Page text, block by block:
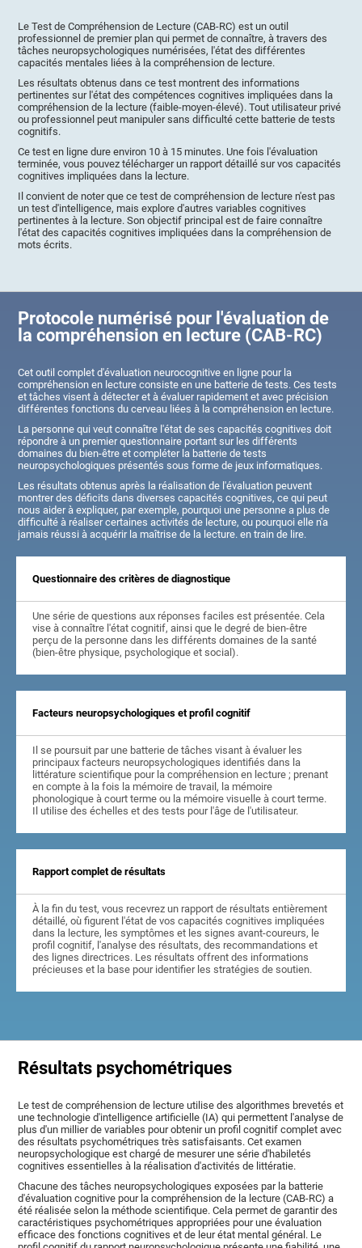
Le Test de Compréhension de Lecture (CAB-RC) est un outil
professionnel de premier plan qui permet de connaître, à travers des
tâches neuropsychologiques numérisées, l'état des différentes
capacités mentales liées à la compréhension de lecture.
Les résultats obtenus dans ce test montrent des informations
pertinentes sur l'état des compétences cognitives impliquées dans la
compréhension de la lecture (faible-moyen-élevé). Tout utilisateur privé
ou professionnel peut manipuler sans difficulté cette batterie de tests
cognitifs.
Ce test en ligne dure environ 10 à 15 minutes. Une fois l'évaluation
terminée, vous pouvez télécharger un rapport détaillé sur vos capacités
cognitives impliquées dans la lecture.
Il convient de noter que ce test de compréhension de lecture n'est pas
un test d'intelligence, mais explore d'autres variables cognitives
pertinentes à la lecture. Son objectif principal est de faire connaître
l'état des capacités cognitives impliquées dans la compréhension de
mots écrits.
Protocole numérisé pour l'évaluation de
la compréhension en lecture (CAB-RC)
Cet outil complet d'évaluation neurocognitive en ligne pour la
compréhension en lecture consiste en une batterie de tests. Ces tests
et tâches visent à détecter et à évaluer rapidement et avec précision
différentes fonctions du cerveau liées à la compréhension en lecture.
La personne qui veut connaître l'état de ses capacités cognitives doit
répondre à un premier questionnaire portant sur les différents
domaines du bien-être et compléter la batterie de tests
neuropsychologiques présentés sous forme de jeux informatiques.
Les résultats obtenus après la réalisation de l'évaluation peuvent
montrer des déficits dans diverses capacités cognitives, ce qui peut
nous aider à expliquer, par exemple, pourquoi une personne a plus de
difficulté à réaliser certaines activités de lecture, ou pourquoi elle n'a
jamais réussi à acquérir la maîtrise de la lecture. en train de lire.
Questionnaire des critères de diagnostique
Une série de questions aux réponses faciles est présentée. Cela
vise à connaître l'état cognitif, ainsi que le degré de bien-être
perçu de la personne dans les différents domaines de la santé
(bien-être physique, psychologique et social).
Facteurs neuropsychologiques et profil cognitif
Il se poursuit par une batterie de tâches visant à évaluer les
principaux facteurs neuropsychologiques identifiés dans la
littérature scientifique pour la compréhension en lecture ; prenant
en compte à la fois la mémoire de travail, la mémoire
phonologique à court terme ou la mémoire visuelle à court terme.
Il utilise des échelles et des tests pour l'âge de l'utilisateur.
Rapport complet de résultats
À la fin du test, vous recevrez un rapport de résultats entièrement
détaillé, où figurent l'état de vos capacités cognitives impliquées
dans la lecture, les symptômes et les signes avant-coureurs, le
profil cognitif, l'analyse des résultats, des recommandations et
des lignes directrices. Les résultats offrent des informations
précieuses et la base pour identifier les stratégies de soutien.
Résultats psychométriques
Le test de compréhension de lecture utilise des algorithmes brevetés et
une technologie d'intelligence artificielle (IA) qui permettent l'analyse de
plus d'un millier de variables pour obtenir un profil cognitif complet avec
des résultats psychométriques très satisfaisants. Cet examen
neuropsychologique est chargé de mesurer une série d'habiletés
cognitives essentielles à la réalisation d'activités de littératie.
Chacune des tâches neuropsychologiques exposées par la batterie
d'évaluation cognitive pour la compréhension de la lecture (CAB-RC) a
été réalisée selon la méthode scientifique. Cela permet de garantir des
caractéristiques psychométriques appropriées pour une évaluation
efficace des fonctions cognitives et de leur état mental général. Le